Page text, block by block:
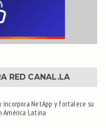
RED CANAL.LA
incorpora NetApp y fortalece su
América Latina